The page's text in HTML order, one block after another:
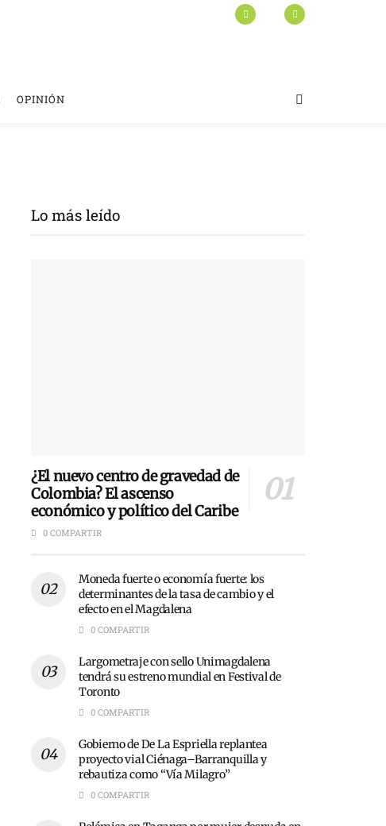
OPINIÓN
Lo más leído
¿El nuevo centro de gravedad de
Colombia? El ascenso
económico y político del Caribe
0 COMPARTIR
Moneda fuerte o economía fuerte: los
determinantes de la tasa de cambio y el
efecto en el Magdalena
0 COMPARTIR
Largometraje con sello Unimagdalena
tendrá su estreno mundial en Festival de
Toronto
0 COMPARTIR
Gobierno de De La Espriella replantea
proyecto vial Ciénaga–Barranquilla y
rebautiza como “Vía Milagro”
0 COMPARTIR